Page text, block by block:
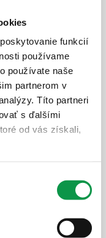
funkcií
používame
používate naše
partnerom v
Títo partneri
s ďalšími
od vás získali,